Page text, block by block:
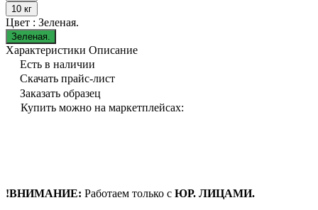
10 кг
Цвет : Зеленая.
Зеленая.
Характеристики Описание
Есть в наличии
Скачать прайс-лист
Заказать образец
Купить можно на маркетплейсах:
!ВНИМАНИЕ: Работаем только с ЮР. ЛИЦАМИ.